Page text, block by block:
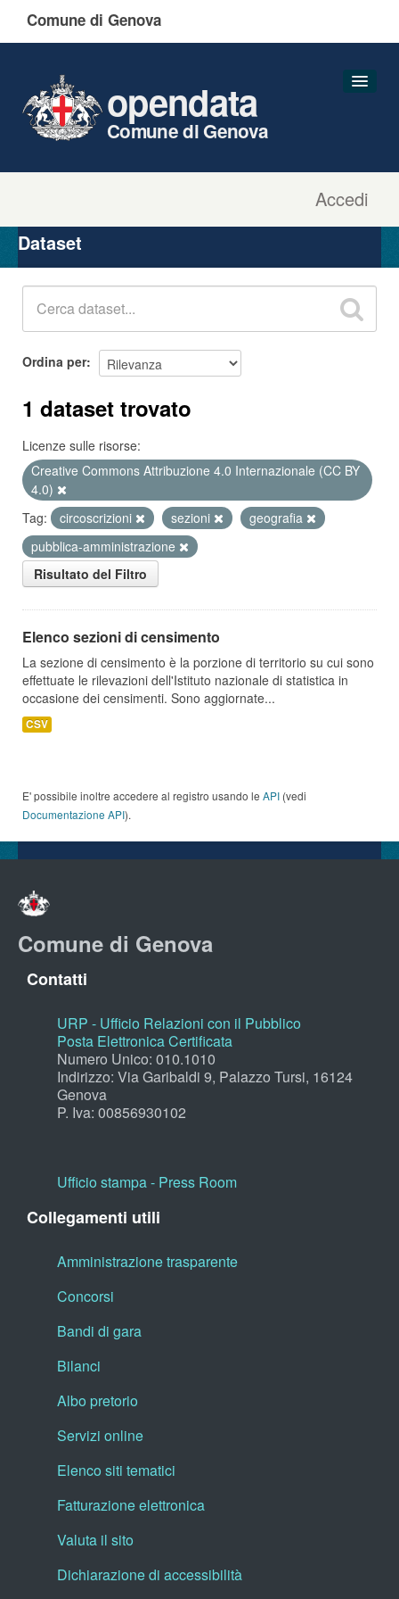
Comune di Genova
Accedi
opendata
Comune di Genova
Organizzazioni
Gruppi
Dataset
Ordina per
1 dataset trovato
Licenze sulle risorse:
Creative Commons Attribuzione 4.0 Internazionale (CC BY
4.0)
Tag:
circoscrizioni sezioni
geografia
pubblica-amministrazione
Risultato del Filtro
Elenco sezioni di censimento
La sezione di censimento è la porzione di territorio su cui sono
effettuate le rilevazioni dell'Istituto nazionale di statistica in
occasione dei censimenti. Sono aggiornate...
CSV
E' possibile inoltre accedere al registro usando le API (vedi
Documentazione API).
Comune di Genova
Contatti
URP - Ufficio Relazioni con il Pubblico
Posta Elettronica Certificata
Numero Unico: 010.1010
Indirizzo: Via Garibaldi 9, Palazzo Tursi, 16124
Genova
P. Iva: 00856930102
Ufficio stampa - Press Room
Collegamenti utili
Amministrazione trasparente
Concorsi
Bandi di gara
Bilanci
Albo pretorio
Servizi online
Elenco siti tematici
Fatturazione elettronica
Valuta il sito
Dichiarazione di accessibilità